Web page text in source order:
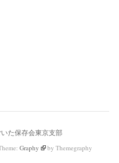
た保存会東京支部
Graphy by Themegraphy